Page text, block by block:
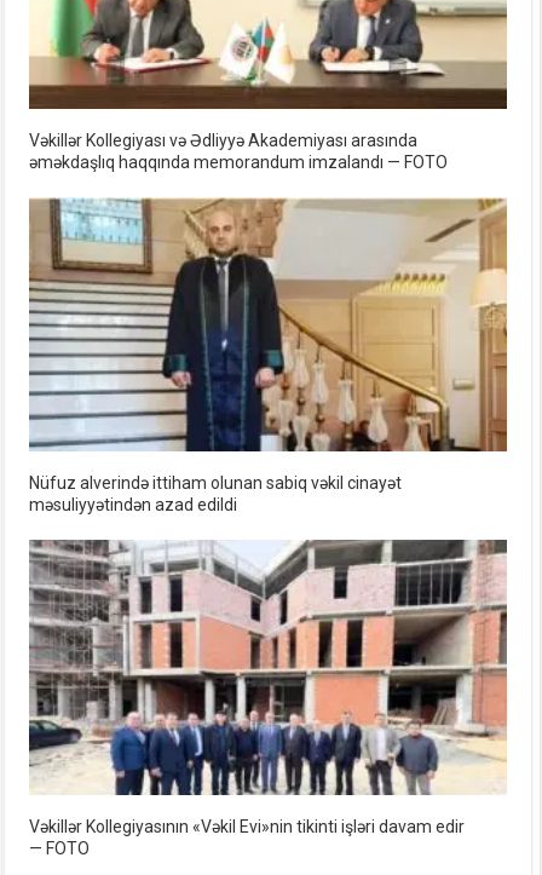
Vəkillər Kollegiyası və Ədliyyə Akademiyası arasında
əməkdaşlıq haqqında memorandum imzalandı — FOTO
Nüfuz alverində ittiham olunan sabiq vəkil cinayət
məsuliyyətindən azad edildi
Vəkillər Kollegiyasının «Vəkil Evi»nin tikinti işləri davam edir
— FOTO